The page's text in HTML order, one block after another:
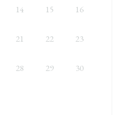
14 15 16
21 22 23
28 29 30